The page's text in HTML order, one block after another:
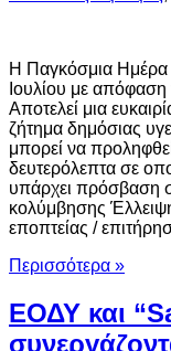
Η Παγκόσμια Ημέρα
Ιουλίου με
Αποτελεί μια
ζήτημα δημόσιας
μπορεί να
δευτερόλεπτα σε
υπάρχει πρόσβαση
κολύμβησης
εποπτείας /
Περισσότερα »
ΕΟΔΥ και